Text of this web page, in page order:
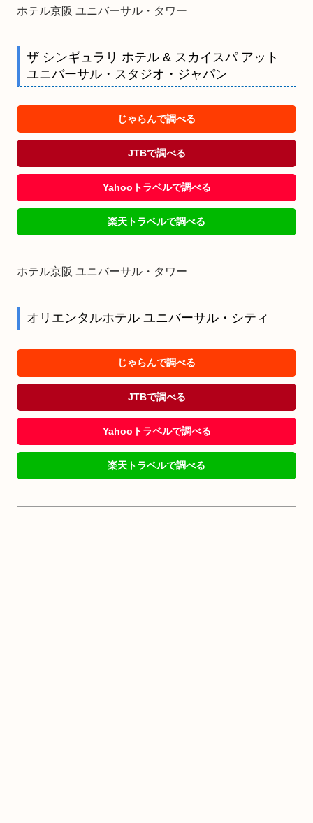
ホテル京阪 ユニバーサル・タワー
ザ シンギュラリ ホテル & スカイスパ アット
ユニバーサル・スタジオ・ジャパン
じゃらんで調べる
JTBで調べる
Yahooトラベルで調べる
楽天トラベルで調べる
ホテル京阪 ユニバーサル・タワー
オリエンタルホテル ユニバーサル・シティ
じゃらんで調べる
JTBで調べる
Yahooトラベルで調べる
楽天トラベルで調べる